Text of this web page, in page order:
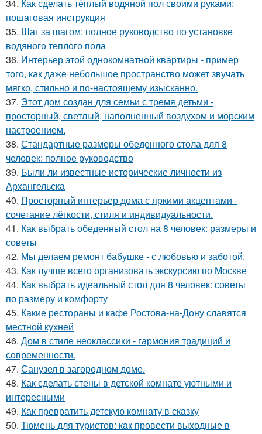
34. Как сделать тёплый водяной пол своими руками:
пошаговая инструкция
35. Шаг за шагом: полное руководство по установке
водяного теплого пола
36. Интерьер этой однокомнатной квартиры - пример
того, как даже небольшое пространство может звучать
мягко, стильно и по-настоящему изысканно.
37. Этот дом создан для семьи с тремя детьми -
просторный, светлый, наполненный воздухом и морским
настроением.
38. Стандартные размеры обеденного стола для 8
человек: полное руководство
39. Были ли известные исторические личности из
Архангельска
40. Просторный интерьер дома с яркими акцентами -
сочетание лёгкости, стиля и индивидуальности.
41. Как выбрать обеденный стол на 8 человек: размеры и
советы
42. Мы делаем ремонт бабушке - с любовью и заботой.
43. Как лучше всего организовать экскурсию по Москве
44. Как выбрать идеальный стол для 8 человек: советы
по размеру и комфорту
45. Какие рестораны и кафе Ростова-на-Дону славятся
местной кухней
46. Дом в стиле неоклассики - гармония традиций и
современности.
47. Санузел в загородном доме.
48. Как сделать стены в детской комнате уютными и
интересными
49. Как превратить детскую комнату в сказку
50. Тюмень для туристов: как провести выходные в